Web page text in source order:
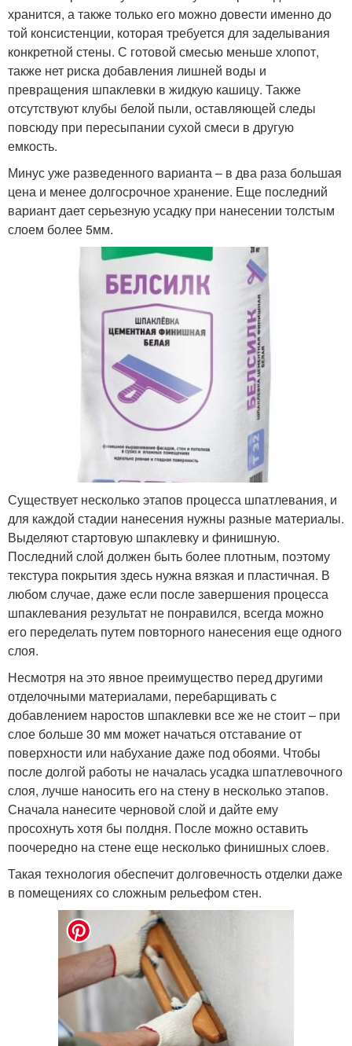
хранится, а также только его можно довести именно до
той консистенции, которая требуется для заделывания
конкретной стены. С готовой смесью меньше хлопот,
также нет риска добавления лишней воды и
превращения шпаклевки в жидкую кашицу. Также
отсутствуют клубы белой пыли, оставляющей следы
повсюду при пересыпании сухой смеси в другую
емкость.
Минус уже разведенного варианта – в два раза большая
цена и менее долгосрочное хранение. Еще последний
вариант дает серьезную усадку при нанесении толстым
слоем более 5мм.
Существует несколько этапов процесса шпатлевания, и
для каждой стадии нанесения нужны разные материалы.
Выделяют стартовую шпаклевку и финишную.
Последний слой должен быть более плотным, поэтому
текстура покрытия здесь нужна вязкая и пластичная. В
любом случае, даже если после завершения процесса
шпаклевания результат не понравился, всегда можно
его переделать путем повторного нанесения еще одного
слоя.
Несмотря на это явное преимущество перед другими
отделочными материалами, перебарщивать с
добавлением наростов шпаклевки все же не стоит – при
слое больше 30 мм может начаться отставание от
поверхности или набухание даже под обоями. Чтобы
после долгой работы не началась усадка шпатлевочного
слоя, лучше наносить его на стену в несколько этапов.
Сначала нанесите черновой слой и дайте ему
просохнуть хотя бы полдня. После можно оставить
поочередно на стене еще несколько финишных слоев.
Такая технология обеспечит долговечность отделки даже
в помещениях со сложным рельефом стен.